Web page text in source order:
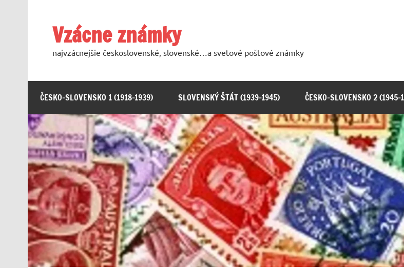
Vzácne známky
najvzácnejšie československé, slovenské…a svetové poštové známky
ČESKO-SLOVENSKO 1 (1918-1939) SLOVENSKÝ ŠTÁT (1939-1945) ČESKO-SLOVENSKO 2 (1945-